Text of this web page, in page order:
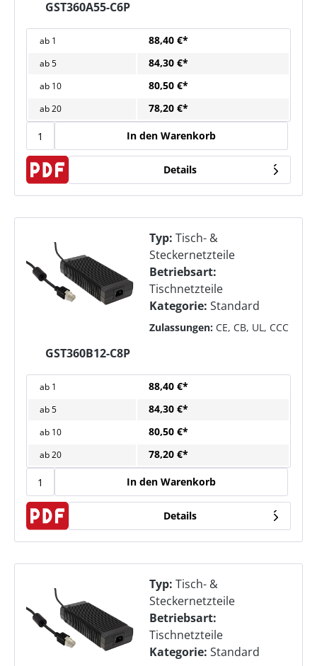
GST360A55-C6P
ab 1 88,40 €*
ab5 84,30 €*
ab 10 80,50 €*
ab20 78,20 €*
In den Warenkorb
Details
GST360B12-C8P
Typ: Tisch- &
Steckernetzteile
Betriebsart:
Tischnetzteile
Kategorie: Standard
Zulassungen: CE, CB, UL, CCC
ab 1 88,40 €*
ab5 84,30 €*
ab 10 80,50 €*
ab20 78,20 €*
In den Warenkorb
Details
Typ: Tisch- &
Steckernetzteile
Betriebsart:
Tischnetzteile
Kategorie: Standard